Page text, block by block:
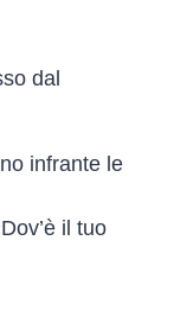
dal
infrante le
il tuo